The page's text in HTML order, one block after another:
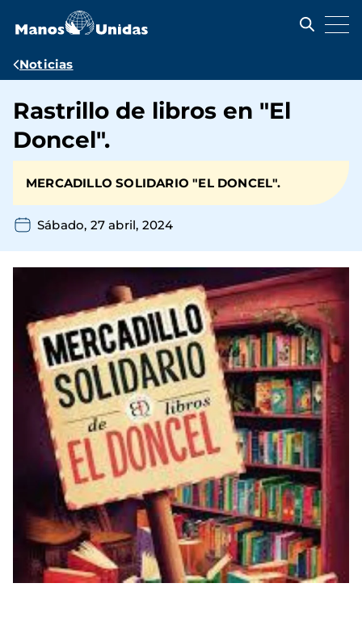
contenido
Ruta
navegación
Noticias
Rastrillo de libros en "El
Doncel".
MERCADILLO SOLIDARIO "EL DONCEL".
Sábado, 27 abril, 2024